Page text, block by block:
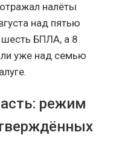
налёты
над пятью
БПЛА, а 8
уже над семью
режим